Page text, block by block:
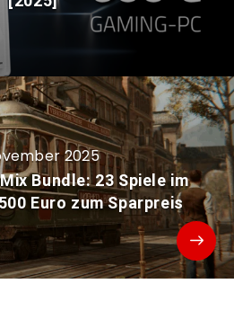
2025
Bundle: 23 Spiele im
Euro zum Sparpreis